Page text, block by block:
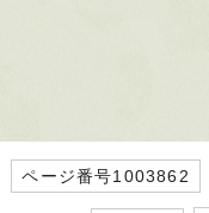
ページ番号1003862